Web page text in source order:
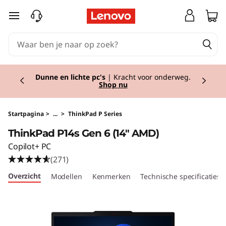
T
k
P
a
d
P
Ga naar de hoofdinhoud
Back to school!Ga goed voorbereid het
schooljaar in met de nieuwste tech. Shop nu.
Startpagina > ... > ThinkPad P Series
ThinkPad P14s Gen 6 (14" AMD)
Copilot+ PC
(271)
Overzicht Modellen Kenmerken Technische specificaties